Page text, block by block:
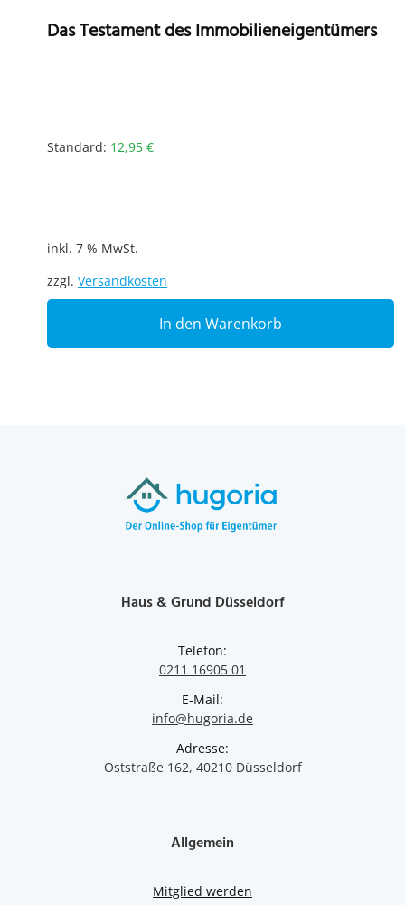
Das Testament des Immobilieneigentümers
Standard: 12,95 €
inkl. 7 % MwSt.
zzgl. Versandkosten
In den Warenkorb
Haus & Grund Düsseldorf
Telefon:
0211 16905 01
E-Mail:
info@hugoria.de
Adresse:
Oststraße 162, 40210 Düsseldorf
Allgemein
Mitglied werden